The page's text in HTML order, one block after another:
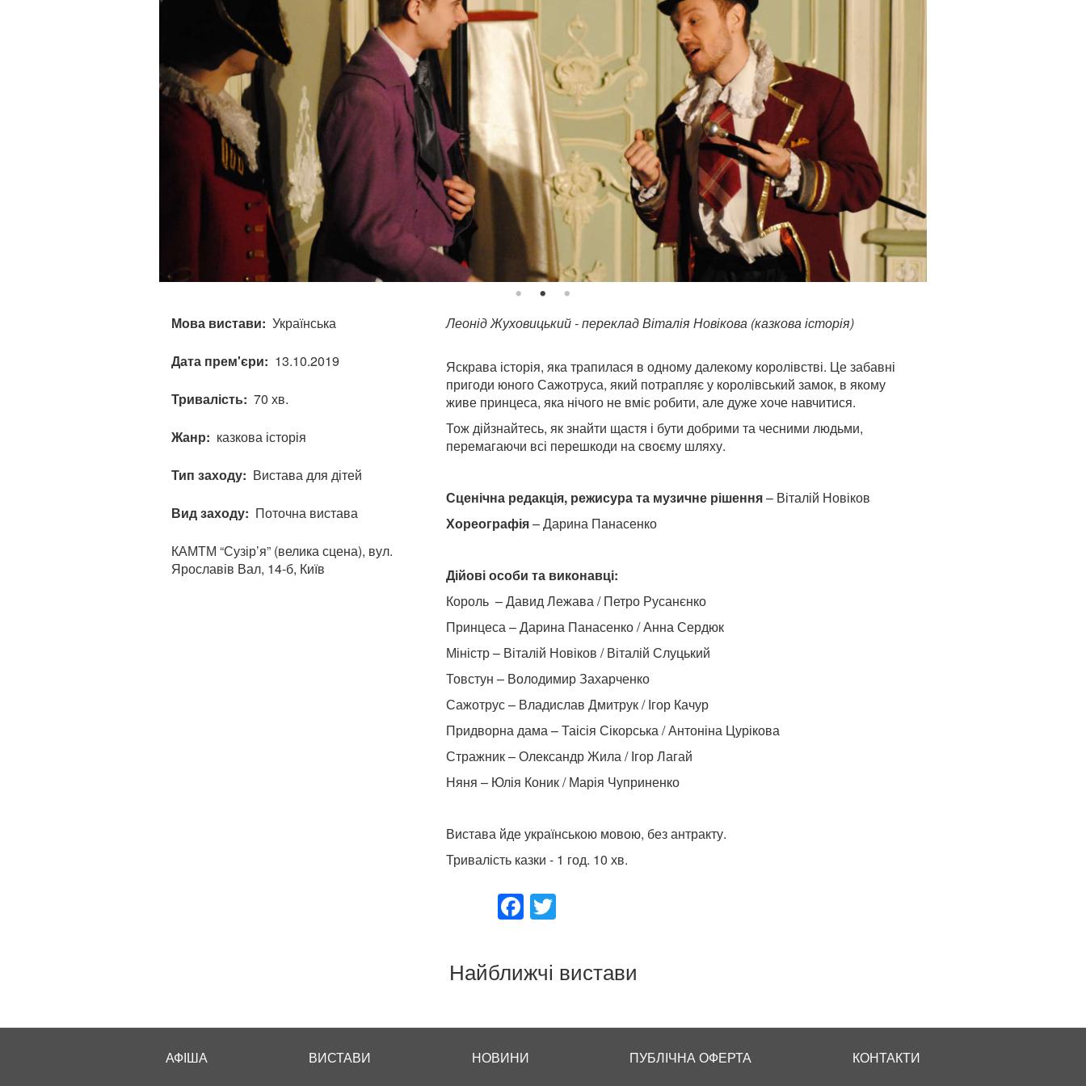
Леонід Жуховицький - переклад Віталія Новікова (казкова історія)
Яскрава історія, яка трапилася в одному далекому королівстві. Це забавні
пригоди юного Сажотруса, який потрапляє у королівський замок, в якому
живе принцеса, яка нічого не вміє робити, але дуже хоче навчитися.
Тож дійзнайтесь, як знайти щастя і бути добрими та чесними людьми,
перемагаючи всі перешкоди на своєму шляху.
Сценічна редакція, режисура та музичне рішення– Віталій Новіков
Хореографія– Дарина Панасенко
Дійові особи та виконавці:
Король – Давид Лежава / Петро Русанєнко
Принцеса – Дарина Панасенко / Анна Сердюк
Міністр – Віталій Новіков / Віталій Слуцький
Товстун – Володимир Захарченко
Сажотрус – Владислав Дмитрук / Ігор Качур
Придворна дама – Таісія Сікорська / Антоніна Цурікова
Стражник – Олександр Жила / Ігор Лагай
Няня – Юлія Коник / Марія Чуприненко
Вистава йде українською мовою, без антракту.
Тривалість казки - 1 год. 10 хв.
Мова вистави Українська
Дата прем'єри 13.10.2019
Тривалість 70 хв.
Жанр казкова історія
Тип заходу Вистава для дітей
Вид заходу Поточна вистава
КАМТМ “Сузір’я” (велика сцена), вул.
Ярославів Вал, 14-б, Київ
Facebook
Найближчі вистави
АФІША ВИСТАВИ НОВИНИ ПУБЛІЧНА ОФЕРТА КОНТАКТИ